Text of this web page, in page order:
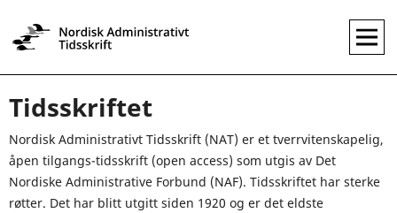
Tidsskriftet
Nordisk Administrativt Tidsskrift (NAT) er et tverrvitenskapelig,
åpen tilgangs-tidsskrift (open access) som utgis av Det
Nordiske Administrative Forbund (NAF). Tidsskriftet har sterke
røtter. Det har blitt utgitt siden 1920 og er det eldste